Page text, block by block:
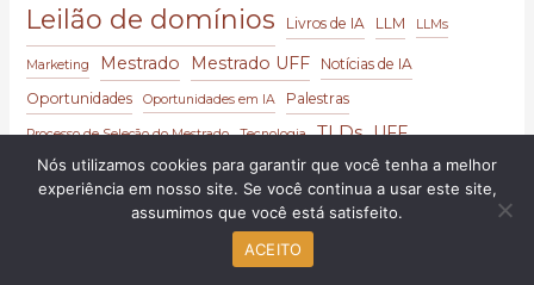
Leilão de domínios Livros de IA LLM LLMs
Marketing Mestrado Mestrado UFF
Notícias de IA
Oportunidades
Oportunidades em IA Palestras
Processo de Seleção do Mestrado Tecnologia TLDs UFF
Nós utilizamos cookies para garantir que você tenha a melhor
experiência em nosso site. Se você continua a usar este site,
assumimos que você está satisfeito.
ACEITO